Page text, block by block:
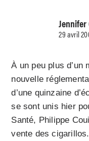
29 avril
À un peu plus d’un
nouvelle
d’une quinzaine
se sont unis hier
Santé, Philippe
vente des cigarillos.